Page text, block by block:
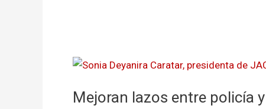
Mejoran lazos entre policía
Mejoran
entre